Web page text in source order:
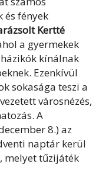
és fények
Kertté
a gyermekek
kínálnak
Ezenkívül
sokasága teszi a
városnézés,
A
8.) az
naptár kerül
melyet tűzijáték